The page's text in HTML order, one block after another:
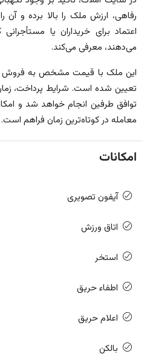
رفاهی، ارزش ملک را بالا برده و آن
اعتماد برای خریداران یا
می‌دهند، معرفی می‌کند.
این ملک با قیمت مشخص به فروش
تعیین شده است. شرایط پرداخت،
توافق طرفین انجام خواهد شد و
معامله در کوتاه‌ترین زمان فراهم است.
امکانات
آیفون تصویری
اتاق ورزش
استخر
اطفاء حریق
اعلام حریق
بالکن